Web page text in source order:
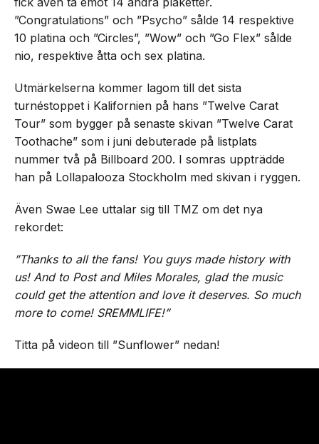
”Congratulations” och ”Psycho” sålde 14 respektive
10 platina och ”Circles”, ”Wow” och ”Go Flex” sålde
nio, respektive åtta och sex platina.
Utmärkelserna kommer lagom till det sista
turnéstoppet i Kalifornien på hans ”Twelve Carat
Tour” som bygger på senaste skivan ”Twelve Carat
Toothache” som i juni debuterade på listplats
nummer två på Billboard 200. I somras uppträdde
han på Lollapalooza Stockholm med skivan i ryggen.
Även Swae Lee uttalar sig till TMZ om det nya
rekordet:
”Thanks to all the fans! You guys made history with
us! And to Post and Miles Morales, glad the music
could get the attention and love it deserves. So much
more to come! SREMMLIFE!”
Titta på videon till ”Sunflower” nedan!